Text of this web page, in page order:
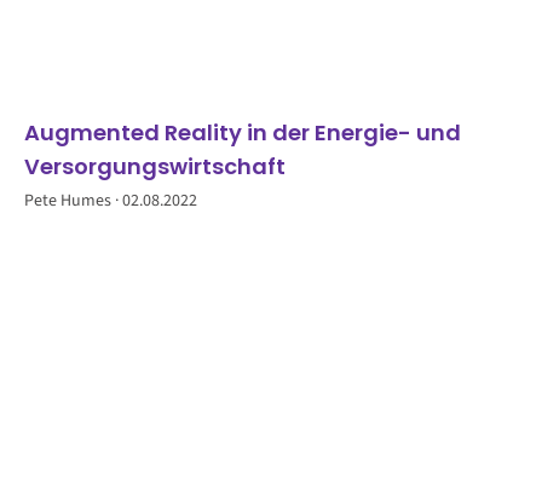
Augmented Reality in der Energie- und
Versorgungswirtschaft
Pete Humes 02.08.2022